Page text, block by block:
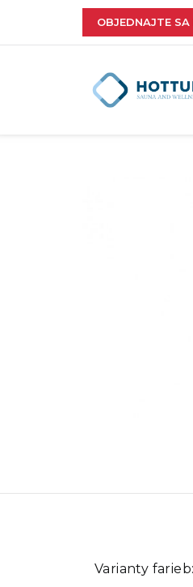
OBJEDNAJTE
Varianty farieb: